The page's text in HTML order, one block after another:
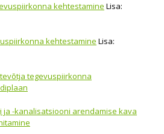
kehtestamine Lisa:
kehtestamine Lisa:
tegevuspiirkonna
ja -kanalisatsiooni arendamise kava